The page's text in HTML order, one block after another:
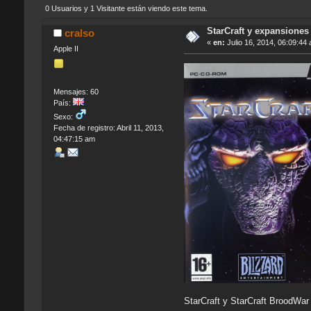
0 Usuarios y 1 Visitante están viendo este tema.
cralso
Apple II
Mensajes: 60
País:
Sexo:
Fecha de registro: Abril 11, 2013,
04:47:15 am
StarCraft y expansiones
« en: Julio 16, 2014, 06:09:44
StarCraft y StarCraft BroodWar